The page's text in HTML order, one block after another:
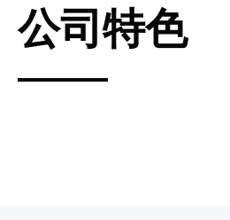
公司特色